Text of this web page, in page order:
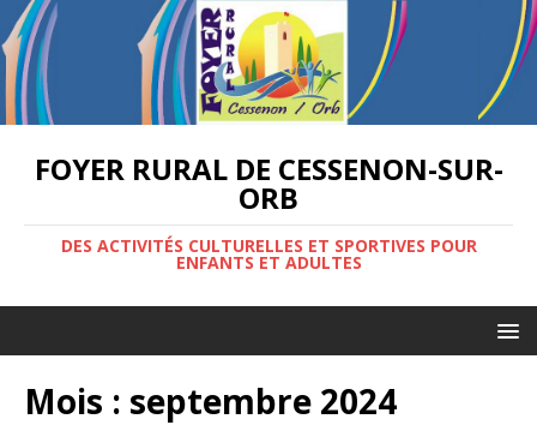
FOYER RURAL DE CESSENON-SUR-
ORB
DES ACTIVITÉS CULTURELLES ET SPORTIVES POUR
ENFANTS ET ADULTES
Mois : septembre 2024